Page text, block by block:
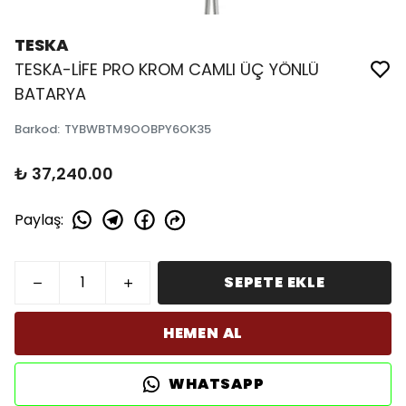
TESKA
TESKA-LİFE PRO KROM CAMLI ÜÇ YÖNLÜ
BATARYA
Barkod: TYBWBTM9OOBPY6OK35
₺ 37,240.00
Paylaş:
SEPETE EKLE
HEMEN AL
WHATSAPP